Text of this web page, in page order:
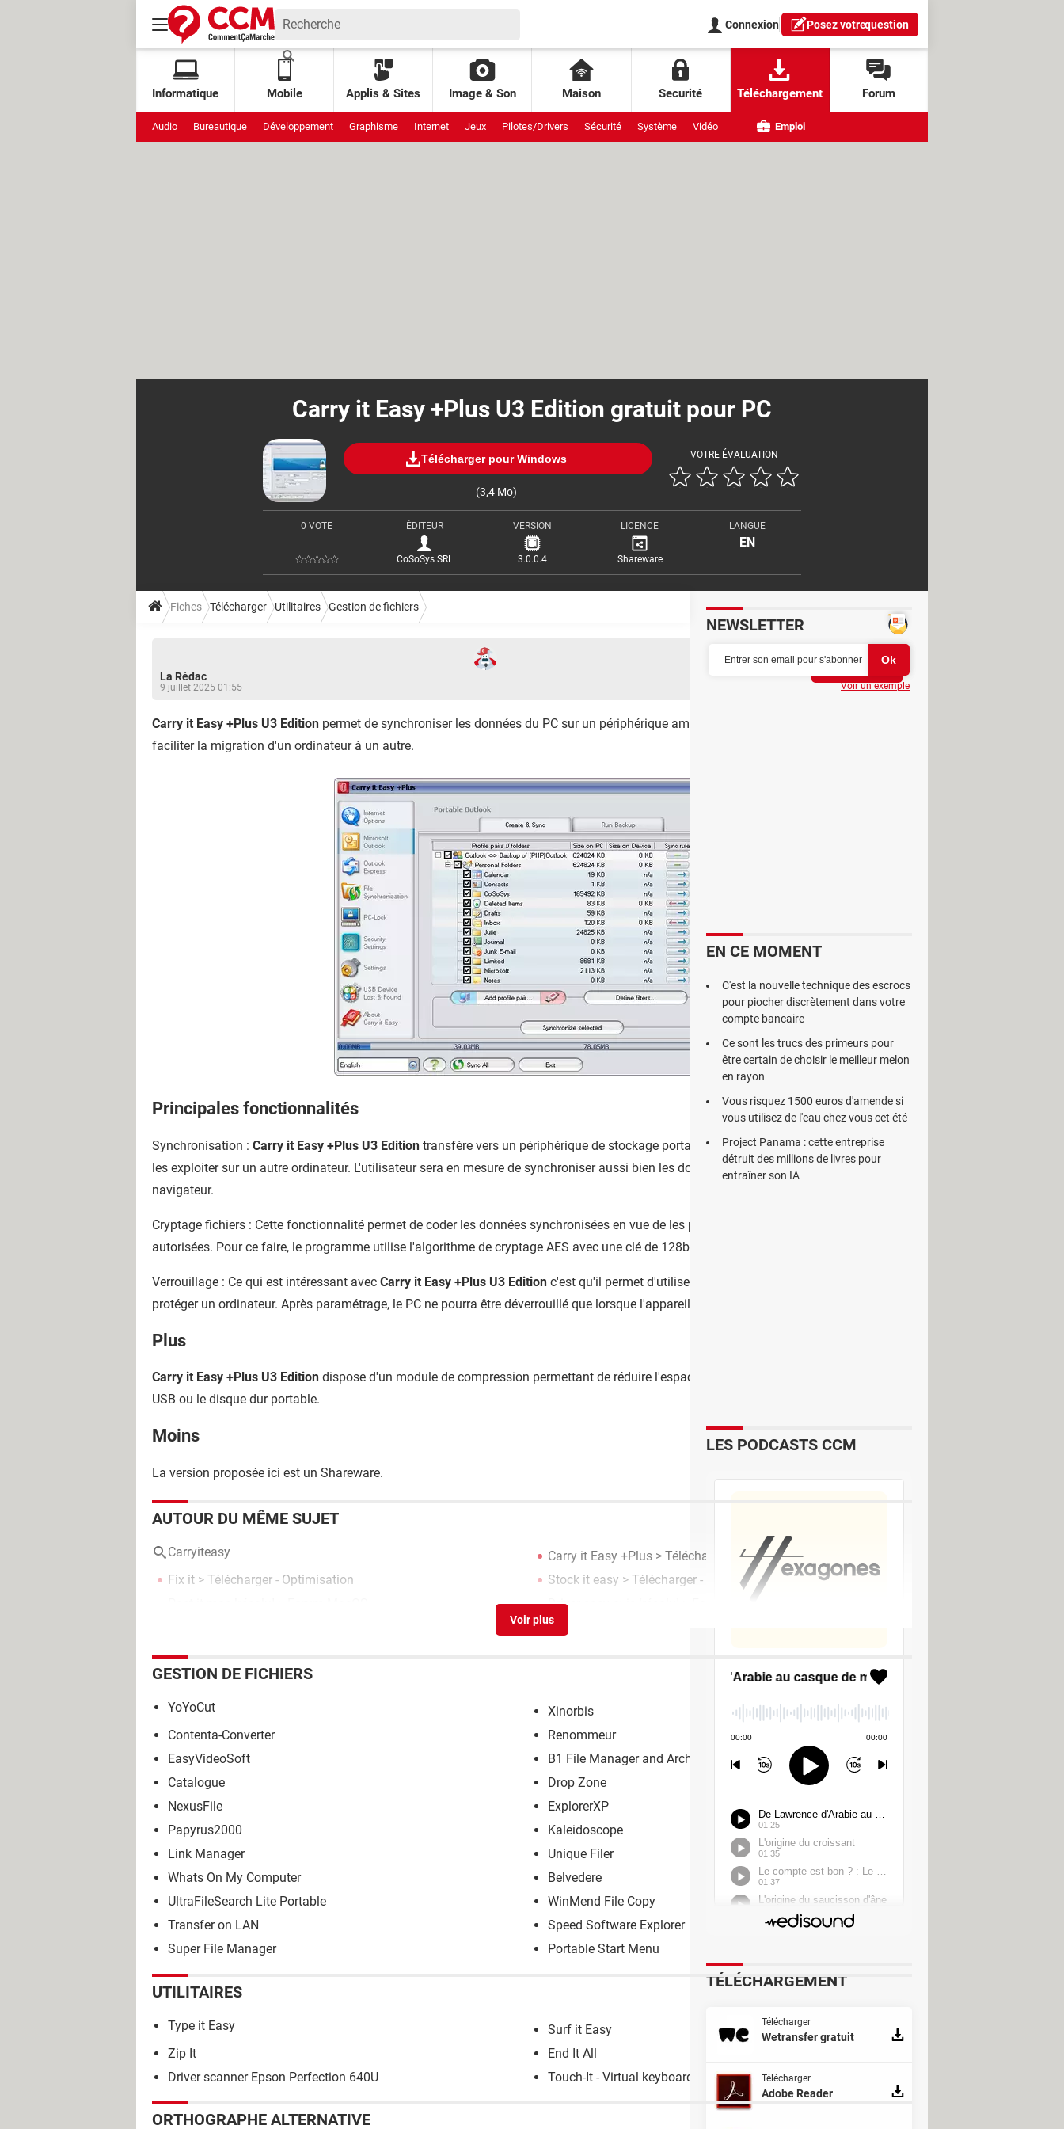
Connexion Posez votrequestion
Informatique Mobile Applis & Sites Image & Son Maison Securité Téléchargement Forum
Audio Bureautique Développement Graphisme Internet Jeux Pilotes/Drivers Sécurité Système Vidéo Emploi
Carry it Easy +Plus U3 Edition gratuit pour PC
Télécharger pour Windows
(3,4 Mo)
VOTRE ÉVALUATION
0 VOTE ÉDITEUR
CoSoSys SRL
VERSION
3.0.0.4
LICENCE
Shareware
LANGUE
EN
Fiches Télécharger Utilitaires Gestion de fichiers
La Rédac
9 juillet 2025 01:55
Carry it Easy +Plus U3 Edition permet de synchroniser les données du PC sur un périphérique amovible. Ce logiciel est conçu pour
faciliter la migration d'un ordinateur à un autre.
Principales fonctionnalités
Synchronisation : Carry it Easy +Plus U3 Edition transfère vers un périphérique de stockage portable plusieurs types d'informations pour
les exploiter sur un autre ordinateur. L'utilisateur sera en mesure de synchroniser aussi bien les donnéesOutlook, que les favoris du
navigateur.
Cryptage fichiers : Cette fonctionnalité permet de coder les données synchronisées en vue de les protéger contre les consultations non
autorisées. Pour ce faire, le programme utilise l'algorithme de cryptage AES avec une clé de 128bits.
Verrouillage : Ce qui est intéressant avec Carry it Easy +Plus U3 Edition c'est qu'il permet d'utiliser un périphérique amovible pour
protéger un ordinateur. Après paramétrage, le PC ne pourra être déverrouillé que lorsque l'appareil de stockage externe sera connecté.
Plus
Carry it Easy +Plus U3 Edition dispose d'un module de compression permettant de réduire l'espace occupé par les données sur la clé
USB ou le disque dur portable.
Moins
La version proposée ici est un Shareware.
AUTOUR DU MÊME SUJET
Carryiteasy Carry it Easy +Plus > Télécharger - Gestion de fichiers
Fix it > Télécharger - Optimisation Stock it easy > Télécharger - Comptabilité & Facturation
Driver easy avis
GESTION DE FICHIERS
YoYoCut
Xinorbis
Contenta-Converter
Renommeur
EasyVideoSoft
B1 File Manager and Archiver -Android
Catalogue
Drop Zone
NexusFile
ExplorerXP
Papyrus2000
Kaleidoscope
Link Manager
Unique Filer
Whats On My Computer
Belvedere
UltraFileSearch Lite Portable
WinMend File Copy
Transfer on LAN
Speed Software Explorer
Super File Manager
Portable Start Menu
UTILITAIRES
Type it Easy
Surf it Easy
Zip It
End It All
Driver scanner Epson Perfection 640U
Touch-It - Virtual keyboard
ORTHOGRAPHE ALTERNATIVE
NEWSLETTER
Voir un exemple
EN CE MOMENT
C'est la nouvelle technique des escrocs
pour piocher discrètement dans votre
compte bancaire
Ce sont les trucs des primeurs pour
être certain de choisir le meilleur melon
en rayon
Vous risquez 1500 euros d'amende si
vous utilisez de l'eau chez vous cet été
Project Panama : cette entreprise
détruit des millions de livres pour
entraîner son IA
LES PODCASTS CCM
TÉLÉCHARGEMENT
Télécharger
Wetransfer gratuit
Télécharger
Adobe Reader